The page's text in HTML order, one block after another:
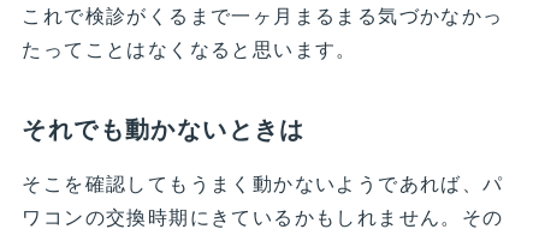
これで検診がくるまで一ヶ月まるまる気づかなかっ
たってことはなくなると思います。
それでも動かないときは
そこを確認してもうまく動かないようであれば、パ
ワコンの交換時期にきているかもしれません。その